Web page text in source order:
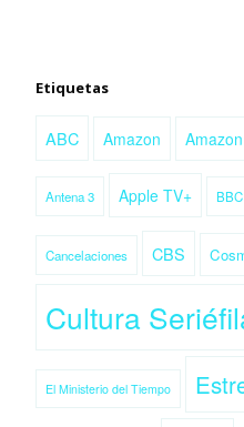
Etiquetas
ABC Amazon
Antena 3 Apple TV+ BBC
Cancelaciones CBS
Cultura
El Ministerio del Tiempo